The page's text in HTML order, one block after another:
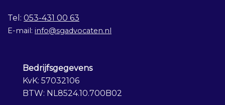
Tel: 053-431 00 63
E-mail: info@sgadvocaten.nl
Bedrijfsgegevens
KvK: 57032106
BTW: NL8524.10.700B02